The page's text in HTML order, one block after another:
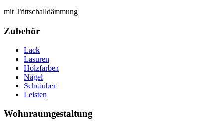
mit Trittschalldämmung
Zubehör
Lack
Lasuren
Holzfarben
Nägel
Schrauben
Leisten
Wohnraumgestaltung